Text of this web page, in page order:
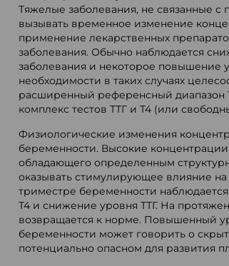
Тяжелые заболевания, не связанные
вызывать временное изменение
применение лекарственных
заболевания. Обычно наблюдается
заболевания и некоторое
необходимости в таких случаях
расширенный референсный диапазон
комплекс тестов ТТГ и Т4 (или
Физиологические изменения
беременности. Высокие
обладающего определенным
оказывать стимулирующее влияние
триместре беременности
Т4 и снижение уровня ТТГ. На
возвращается к норме. Повышенный
беременности может говорить о
потенциально опасном для развития